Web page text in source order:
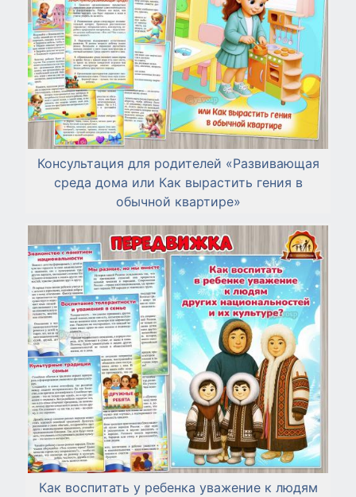
Консультация для родителей «Развивающая
среда дома или Как вырастить гения в
обычной квартире»
Как воспитать у ребенка уважение к людям